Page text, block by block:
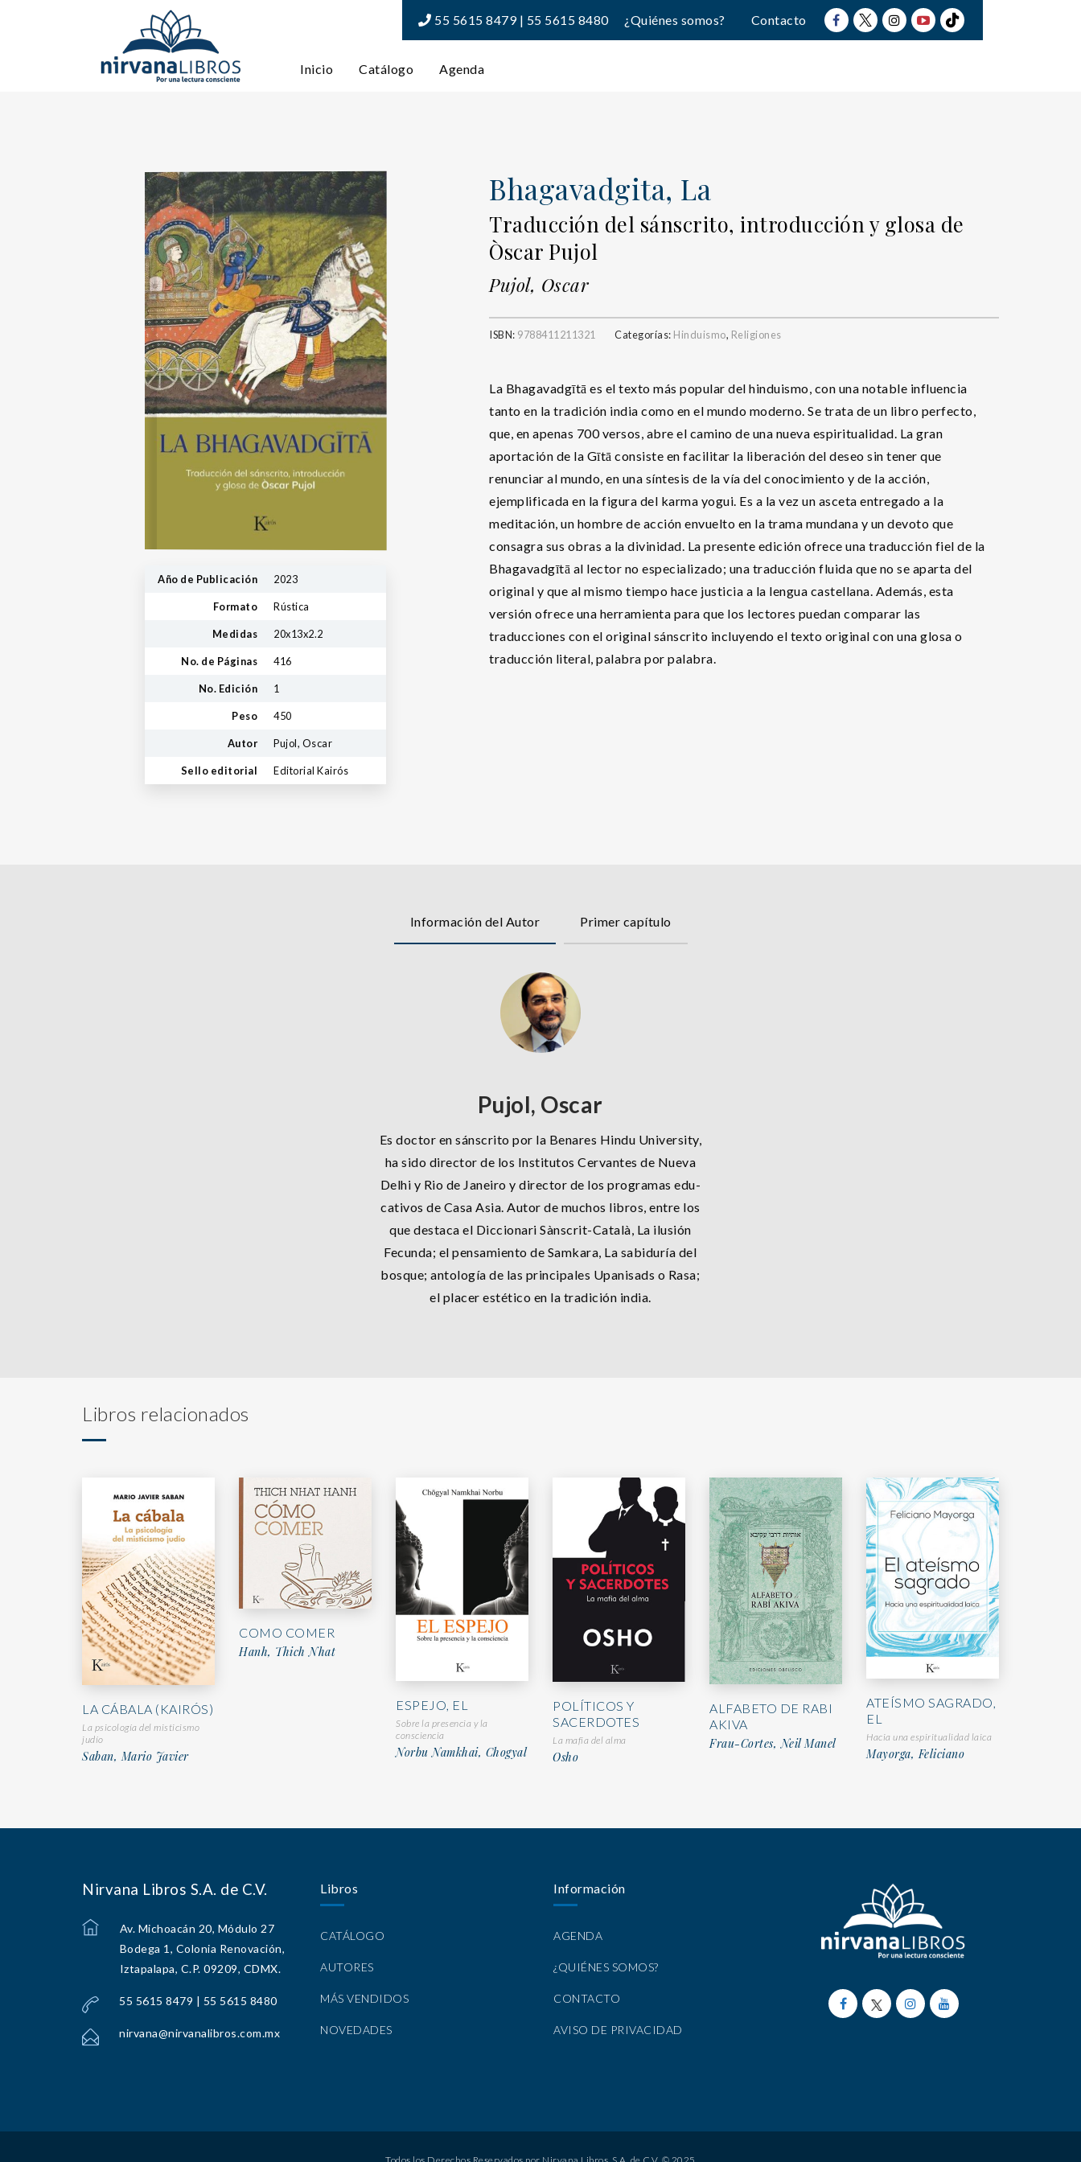
55 5615 8479 | 55 5615 8480 ¿Quiénes somos? Contacto
Inicio Catálogo Agenda
Año de Publicación 2023
Formato Rústica
Medidas 20x13x2.2
No. de Páginas 416
No. Edición 1
Peso 450
Autor Pujol, Oscar
Sello editorial Editorial Kairós
Bhagavadgita, La
Traducción del sánscrito, introducción y glosa de
Òscar Pujol
Pujol, Oscar
ISBN: 9788411211321 Categorías: Hinduismo, Religiones
La Bhagavadgītā es el texto más popular del hinduismo, con una notable influencia
tanto en la tradición india como en el mundo moderno. Se trata de un libro perfecto,
que, en apenas 700 versos, abre el camino de una nueva espiritualidad. La gran
aportación de la Gītā consiste en facilitar la liberación del deseo sin tener que
renunciar al mundo, en una síntesis de la vía del conocimiento y de la acción,
ejemplificada en la figura del karma yogui. Es a la vez un asceta entregado a la
meditación, un hombre de acción envuelto en la trama mundana y un devoto que
consagra sus obras a la divinidad. La presente edición ofrece una traducción fiel de la
Bhagavadgītā al lector no especializado; una traducción fluida que no se aparta del
original y que al mismo tiempo hace justicia a la lengua castellana. Además, esta
versión ofrece una herramienta para que los lectores puedan comparar las
traducciones con el original sánscrito incluyendo el texto original con una glosa o
traducción literal, palabra por palabra.
Información del Autor Primer capítulo
Pujol, Oscar
Es doctor en sánscrito por la Benares Hindu University,
ha sido director de los Institutos Cervantes de Nueva
Delhi y Rio de Janeiro y director de los programas edu-
cativos de Casa Asia. Autor de muchos libros, entre los
que destaca el Diccionari Sànscrit-Català, La ilusión
Fecunda; el pensamiento de Samkara, La sabiduría del
bosque; antología de las principales Upanisads o Rasa;
el placer estético en la tradición india.
Libros relacionados
LA CÁBALA (KAIRÓS)
La psicología del misticismo
judío
Saban, Mario Javier
COMO COMER
Hanh, Thich Nhat
ESPEJO, EL
Sobre la presencia y la
consciencia
Norbu Namkhai, Chogyal
POLÍTICOS Y
SACERDOTES
La mafia del alma
Osho
ALFABETO DE RABI
AKIVA
Frau-Cortes, Neil Manel
ATEÍSMO SAGRADO,
EL
Hacia una espiritualidad laica
Mayorga, Feliciano
Nirvana Libros S.A. de C.V.
Av. Michoacán 20, Módulo 27
Bodega 1, Colonia Renovación,
Iztapalapa, C.P. 09209, CDMX.
55 5615 8479 | 55 5615 8480
nirvana@nirvanalibros.com.mx
Libros
CATÁLOGO
AUTORES
MÁS VENDIDOS
NOVEDADES
Información
AGENDA
¿QUIÉNES SOMOS?
CONTACTO
AVISO DE PRIVACIDAD